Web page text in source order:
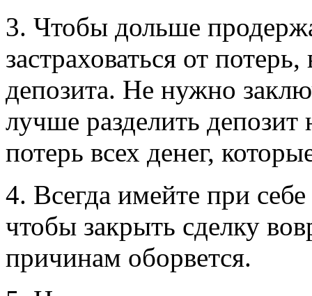
3. Чтобы дольше
застраховаться от
депозита. Не нужно
лучше разделить депозит
потерь всех денег,
4. Всегда имейте при
чтобы закрыть сделку
причинам оборвется.